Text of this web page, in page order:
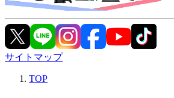
サイトマップ
TOP